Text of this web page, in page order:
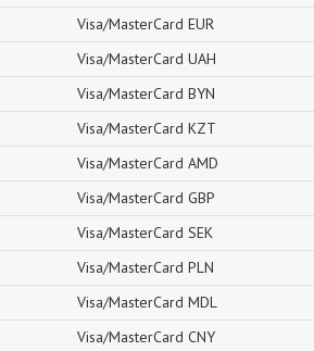
Visa/MasterCard EUR
Visa/MasterCard UAH
Visa/MasterCard BYN
Visa/MasterCard KZT
Visa/MasterCard AMD
Visa/MasterCard GBP
Visa/MasterCard SEK
Visa/MasterCard PLN
Visa/MasterCard MDL
Visa/MasterCard CNY